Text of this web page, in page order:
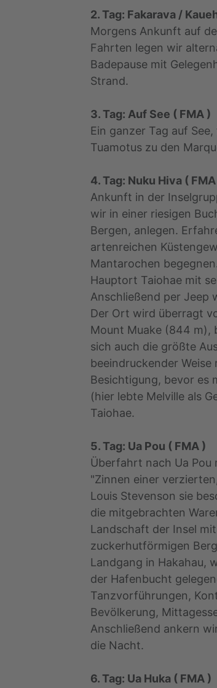
2. Tag: Fakarava /
Morgens Ankunft auf
Fahrten legen wir
Badepause mit
Strand.
3. Tag: Auf See ( FMA )
Ein ganzer Tag auf
Tuamotus zu den
4. Tag: Nuku Hiva (
Ankunft in der
wir in einer riesigen
Bergen, anlegen.
artenreichen
Mantarochen
Hauptort Taiohae mit
Anschließend per Jeep
Der Ort wird überragt
Mount Muake (844 m),
sich auch die größte
beeindruckender
Besichtigung, bevor es
(hier lebte Melville als
Taiohae.
5. Tag: Ua Pou ( FMA )
Überfahrt nach Ua Pou
"Zinnen einer
Louis Stevenson sie
die mitgebrachten
Landschaft der Insel
zuckerhutförmigen
Landgang in Hakahau,
der Hafenbucht
Tanzvorführungen,
Bevölkerung,
Anschließend ankern
die Nacht.
6. Tag: Ua Huka ( FMA )